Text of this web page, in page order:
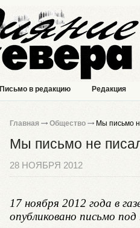
Письмо в редакцию Редакция
Главная Общество Мы письмо
Мы письмо не
28 НОЯБРЯ 2012
17 ноября 2012 года в
опубликовано письмо